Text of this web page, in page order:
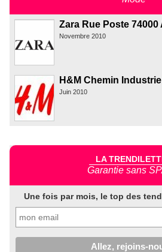
Zara Rue Poste 74000
Novembre 2010
H&M Chemin
Juin 2010
LA
Garantie sans
Une fois par mois, le top des